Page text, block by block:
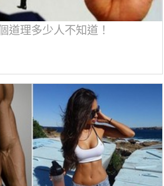
道理多少人不知道！